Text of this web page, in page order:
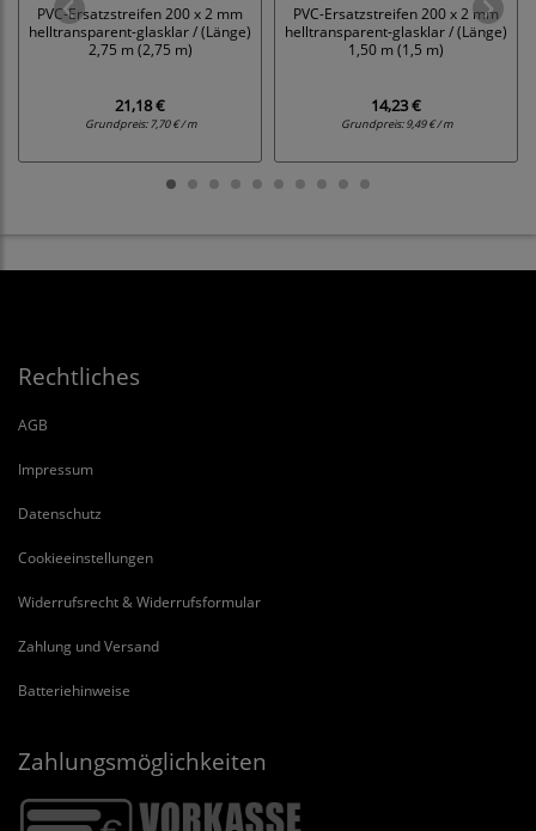
PVC-Ersatzstreifen 200 x 2 mm
helltransparent-glasklar / (Länge)
2,75 m (2,75 m)
21,18 €
Grundpreis:7,70 € / m
PVC-Ersatzstreifen 200 x 2 mm
helltransparent-glasklar / (Länge)
1,50 m (1,5 m)
14,23 €
Grundpreis:9,49 € / m
Rechtliches
AGB
Impressum
Datenschutz
Cookieeinstellungen
Widerrufsrecht & Widerrufsformular
Zahlung und Versand
Batteriehinweise
Zahlungsmöglichkeiten